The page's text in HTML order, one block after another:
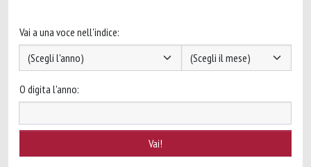
Vai a una voce nell'indice:
O digita l'anno: